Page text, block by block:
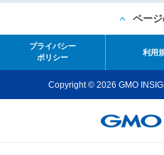
ペー
プライバシー
ポリシー
利用
Copyright © 2026 GMO